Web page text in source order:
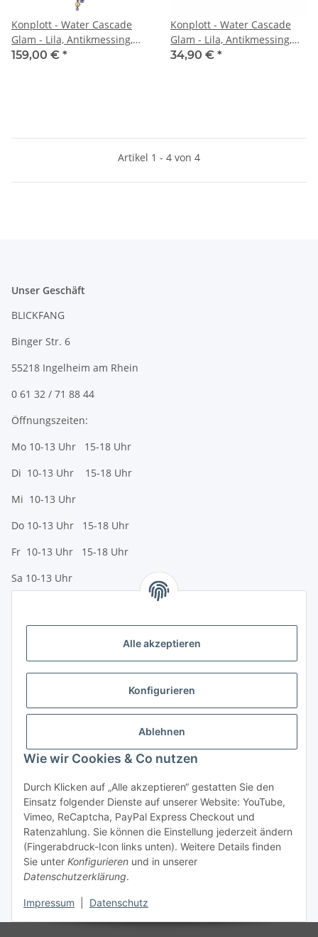
Alle akzeptieren
Konfigurieren
Ablehnen
Wie wir Cookies & Co nutzen
Durch Klicken auf „Alle akzeptieren“ gestatten Sie den
Einsatz folgender Dienste auf unserer Website: YouTube,
Vimeo, ReCaptcha, PayPal Express Checkout und
Ratenzahlung. Sie können die Einstellung jederzeit ändern
(Fingerabdruck-Icon links unten). Weitere Details finden
Sie unter Konfigurieren und in unserer
Datenschutzerklärung.
Impressum Datenschutz
Konplott - Water Cascade
Glam - Lila, Antikmessing,
Halskette Y Form
159,00 € *
Konplott - Water Cascade
Glam - Lila, Antikmessing,
Ring
34,90 € *
Artikel 1 - 4 von 4
Unser Geschäft
BLICKFANG
Binger Str. 6
55218 Ingelheim am Rhein
0 61 32 / 71 88 44
Öffnungszeiten:
Mo 10-13 Uhr 15-18 Uhr
Di 10-13 Uhr 15-18 Uhr
Mi 10-13 Uhr
Do 10-13 Uhr 15-18 Uhr
Fr 10-13 Uhr 15-18 Uhr
Sa 10-13 Uhr
Vorkasse (per Bank-Überweisung)
Sofortüberweisung
Rechnungskauf
Gesetzliche Informationen
Informationen
Vertrag widerrufen
* Alle Preise inkl. gesetzlicher USt., zzgl.